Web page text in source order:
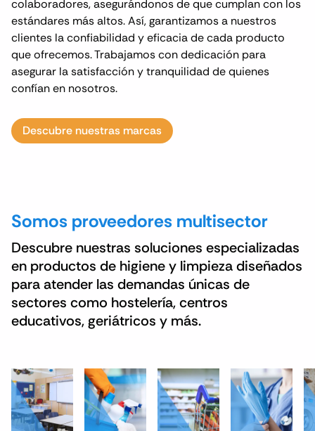
colaboradores, asegurándonos de que cumplan con los
estándares más altos. Así, garantizamos a nuestros
clientes la confiabilidad y eficacia de cada producto
que ofrecemos. Trabajamos con dedicación para
asegurar la satisfacción y tranquilidad de quienes
confían en nosotros.
Descubre nuestras marcas
Somos proveedores multisector
Descubre nuestras soluciones especializadas
en productos de higiene y limpieza diseñados
para atender las demandas únicas de
sectores como hostelería, centros
educativos, geriátricos y más.